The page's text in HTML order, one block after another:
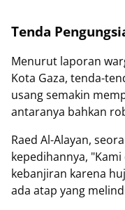
Tenda
Menurut laporan
Kota Gaza, tenda-
usang semakin
antaranya bahkan
Raed Al-Alayan,
kepedihannya,
kebanjiran karena
ada atap yang